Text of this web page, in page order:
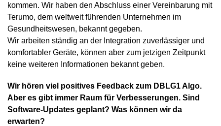
kommen. Wir haben den Abschluss einer Vereinbarung mit
Terumo, dem weltweit führenden Unternehmen im
Gesundheitswesen, bekannt gegeben.
Wir arbeiten ständig an der Integration zuverlässiger und
komfortabler Geräte, können aber zum jetzigen Zeitpunkt
keine weiteren Informationen bekannt geben.
Wir hören viel positives Feedback zum DBLG1 Algo.
Aber es gibt immer Raum für Verbesserungen. Sind
Software-Updates geplant? Was können wir da
erwarten?